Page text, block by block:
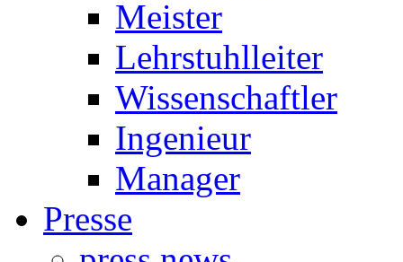
Meister
Lehrstuhlleiter
Wissenschaftler
Ingenieur
Manager
Presse